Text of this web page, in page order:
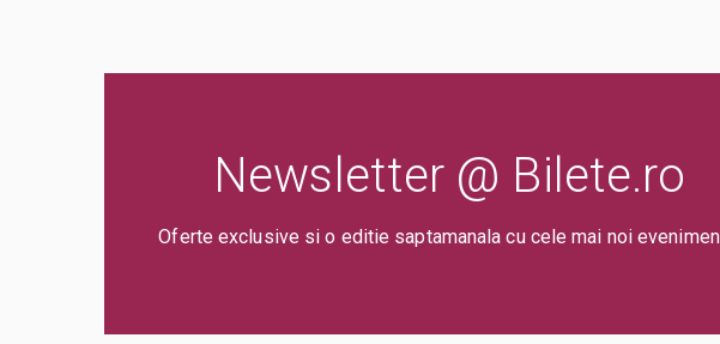
Newsletter @ Bilete.ro
Oferte exclusive si o editie saptamanala cu cele mai noi